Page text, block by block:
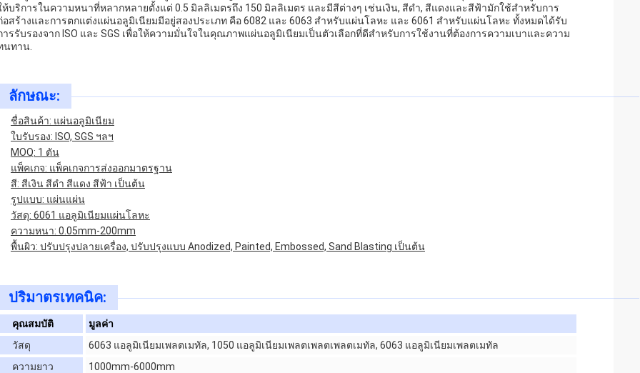
ห้บริการในความหนาที่หลากหลายตั้งแต่ 0.5 มิลลิเมตรถึง 150 มิลลิเมตร และมีสีต่างๆ เช่นเงิน, สีดํา, สีแดงและสีฟ้ามักใช้สําหรับการ
อสร้างและการตกแต่งแผ่นอลูมิเนียมมีอยู่สองประเภท คือ 6082 และ 6063 สําหรับแผ่นโลหะ และ 6061 สําหรับแผ่นโลหะ ทั้งหมดได้รับ
ารรับรองจาก ISO และ SGS เพื่อให้ความมั่นใจในคุณภาพแผ่นอลูมิเนียมเป็นตัวเลือกที่ดีสําหรับการใช้งานที่ต้องการความเบาและความ
นทาน.
ลักษณะ:
ชื่อสินค้า: แผ่นอลูมิเนียม
ใบรับรอง: ISO, SGS ฯลฯ
MOQ: 1 ตัน
แพ็คเกจ: แพ็คเกจการส่งออกมาตรฐาน
สี: สีเงิน สีดํา สีแดง สีฟ้า เป็นต้น
รูปแบบ: แผ่นแผ่น
วัสดุ: 6061 แอลูมิเนียมแผ่นโลหะ
ความหนา: 0.05mm-200mm
พื้นผิว: ปรับปรุงปลายเครื่อง, ปรับปรุงแบบ Anodized, Painted, Embossed, Sand Blasting เป็นต้น
ปริมาตรเทคนิค:
คุณสมบัติ
มูลค่า
วัสดุ
6063 แอลูมิเนียมเพลตเมทัล, 1050 แอลูมิเนียมเพลตเพลตเพลตเมทัล, 6063 แอลูมิเนียมเพลตเมทัล
ความยาว
1000mm-6000mm